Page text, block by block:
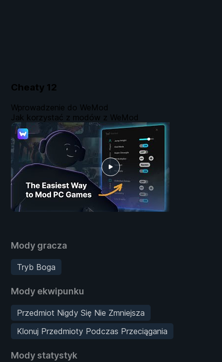
Cheaty 12
Mody gracza
Tryb Boga
Mody ekwipunku
Przedmiot Nigdy Się Nie Zmniejsza
Klonuj Przedmioty Podczas Przeciągania
Mody statystyk
Wprowadzenie do WeMod
Jak korzystać z modów z WeMod